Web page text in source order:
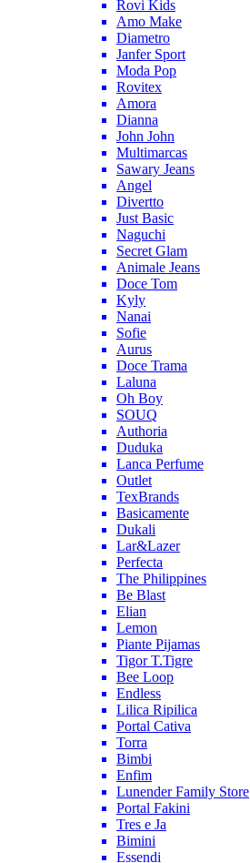
Rovi Kids
Amo Make
Diametro
Janfer Sport
Moda Pop
Rovitex
Amora
Dianna
John John
Multimarcas
Sawary Jeans
Angel
Divertto
Just Basic
Naguchi
Secret Glam
Animale Jeans
Doce Tom
Kyly
Nanai
Sofie
Aurus
Doce Trama
Laluna
Oh Boy
SOUQ
Authoria
Duduka
Lanca Perfume
Outlet
TexBrands
Basicamente
Dukali
Lar&Lazer
Perfecta
The Philippines
Be Blast
Elian
Lemon
Piante Pijamas
Tigor T.Tigre
Bee Loop
Endless
Lilica Ripilica
Portal Cativa
Torra
Bimbi
Enfim
Lunender Family Store
Portal Fakini
Tres e Ja
Bimini
Essendi